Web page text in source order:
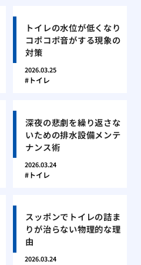
トイレの水位が低くなり
コポコポ音がする現象の
対策
2026.03.25
トイレ
深夜の悲劇を繰り返さな
いための排水設備メンテ
ナンス術
2026.03.24
トイレ
スッポンでトイレの詰ま
りが治らない物理的な理
由
2026.03.24